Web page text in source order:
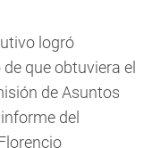
logró
que obtuviera el
de Asuntos
del